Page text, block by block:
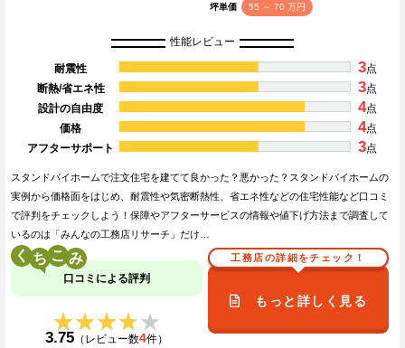
坪単価 55 ～ 70 万円
性能レビュー
耐震性 3点
断熱/省エネ性
3点
設計の自由度
4点
価格
4点
アフターサポート
3点
スタンドバイホームで注文住宅を建てて良かった？悪かった？スタンドバイホームの
実例から価格面をはじめ、耐震性や気密断熱性、省エネ性などの住宅性能など口コミ
で評判をチェックしよう！保障やアフターサービスの情報や値下げ方法まで調査して
いるのは「みんなの工務店リサーチ」だけ…
く こ
口コミによる評判
★★★★★
★★★★★
3.75 （レビュー数4件）
工務店の詳細をチェック！
もっと詳しく見る